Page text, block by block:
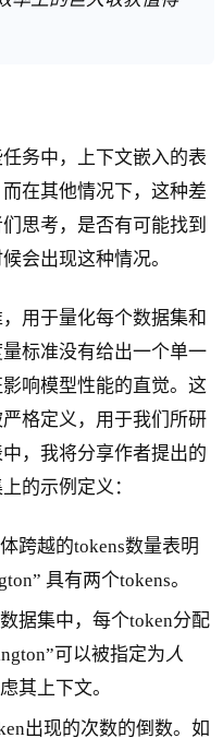
务中，上下文嵌入的表
在其他情况下，这种差
思考，是否有可能找到
会出现这种情况。
用于量化每个数据集和
标准没有给出一个单一
响模型性能的直觉。这
格定义，用于我们所研
，我将分享作者提出的
的示例定义：
跨越的tokens数量表明
具有两个tokens。
据集中，每个token分配
可以被指定为人
其上下文。
出现的次数的倒数。如